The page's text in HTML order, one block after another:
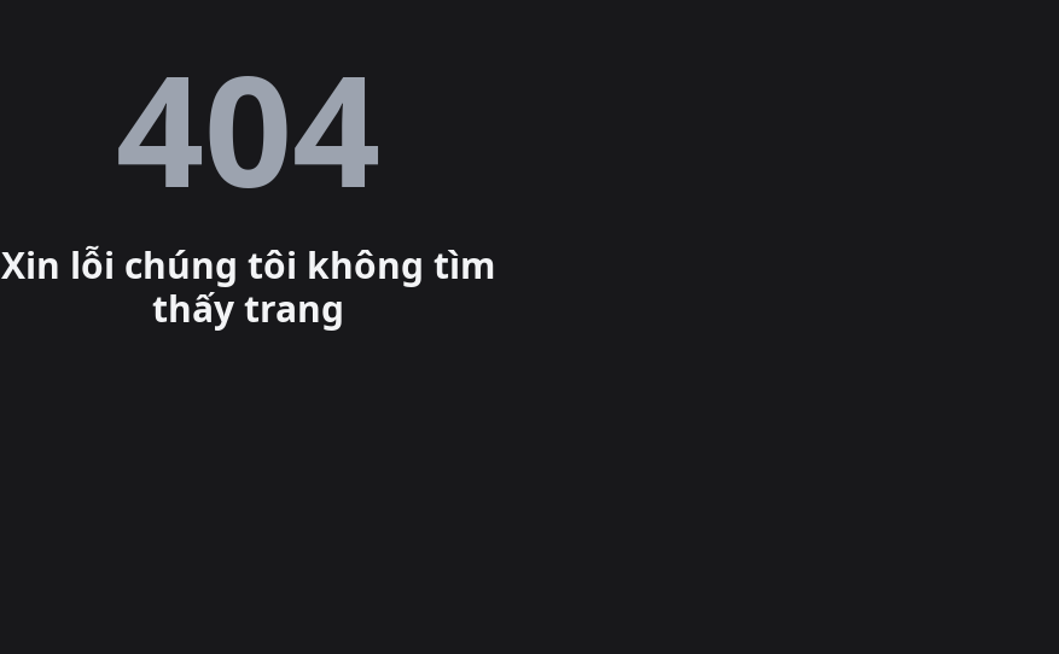
Lỗi
404
Xin lỗi chúng tôi không tìm
thấy trang